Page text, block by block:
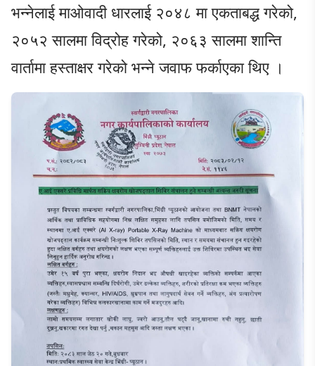
भन्नेलाई माओवादी धारलाई २०४८ मा एकताबद्ध गरेको,
२०५२ सालमा विद्रोह गरेको, २०६३ सालमा शान्ति
वार्तामा हस्ताक्षर गरेको भन्ने जवाफ फर्काएका थिए ।